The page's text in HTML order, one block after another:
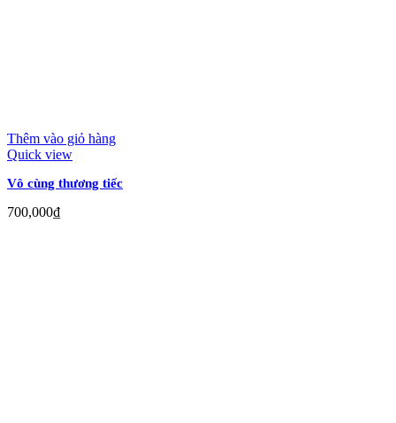
Thêm vào giỏ hàng
Quick view
Vô cùng thương tiếc
700,000₫